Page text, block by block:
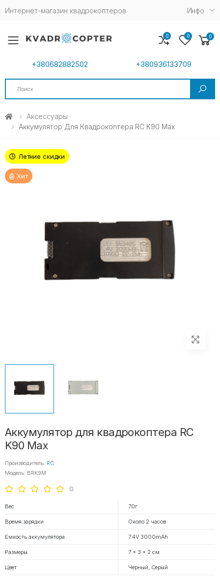
Интернет-магазин квадрокоптеров Инфо
Toggle mobile menu
+380682882502 +380936133709
Search
0 0 0
Аксессуары
Аккумулятор Для Квадрокоптера RC K90 Max
Летние скидки
Хит
Аккумулятор для квадрокоптера RC
K90 Max
Производитель: RC
Модель: BRK9M
0
Вес 70г
Время зарядки Около 2 часов
Емкость аккумулятора 7.4V 3000mAh
Размеры 7 x 3 x 2 см
Цвет Черный, Серый